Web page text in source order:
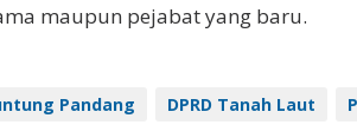
maupun pejabat yang baru.
Pandang DPRD Tanah Laut